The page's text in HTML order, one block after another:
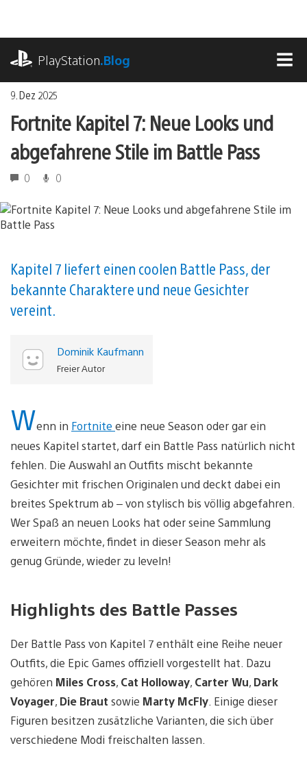
springen
PlayStation.Blog
9. Dez 2025
Fortnite Kapitel 7: Neue Looks und
abgefahrene Stile im Battle Pass
0 0
Kapitel 7 liefert einen coolen Battle Pass, der
bekannte Charaktere und neue Gesichter
vereint.
Dominik Kaufmann
Freier Autor
Wenn in Fortnite eine neue Season oder gar ein
neues Kapitel startet, darf ein Battle Pass natürlich nicht
fehlen. Die Auswahl an Outfits mischt bekannte
Gesichter mit frischen Originalen und deckt dabei ein
breites Spektrum ab – von stylisch bis völlig abgefahren.
Wer Spaß an neuen Looks hat oder seine Sammlung
erweitern möchte, findet in dieser Season mehr als
genug Gründe, wieder zu leveln!
Highlights des Battle Passes
Der Battle Pass von Kapitel 7 enthält eine Reihe neuer
Outfits, die Epic Games offiziell vorgestellt hat. Dazu
gehören Miles Cross, Cat Holloway, Carter Wu, Dark
Voyager, Die Braut sowie Marty McFly . Einige dieser
Figuren besitzen zusätzliche Varianten, die sich über
verschiedene Modi freischalten lassen.